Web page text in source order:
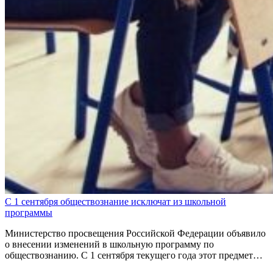
С 1 сентября обществознание исключат из школьной
программы
Министерство просвещения Российской Федерации объявило
о внесении изменений в школьную программу по
обществознанию. С 1 сентября текущего года этот предмет…